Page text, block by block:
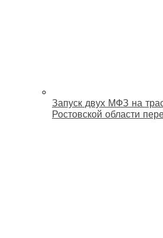
Запуск двух МФЗ на
Ростовской области